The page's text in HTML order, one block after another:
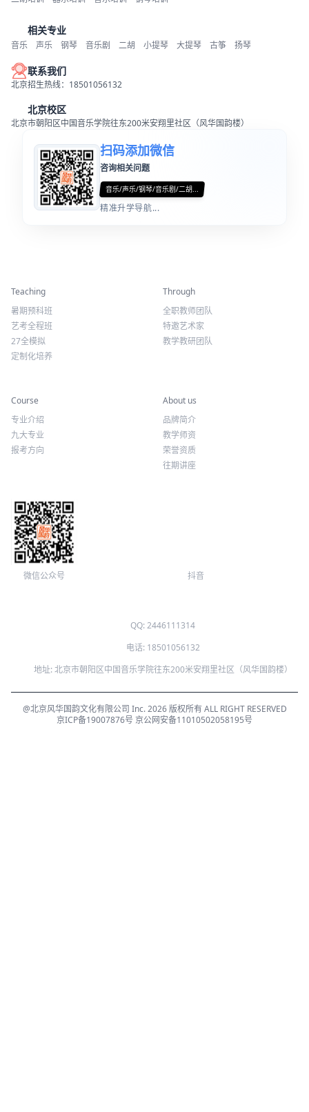
相关专业
音乐 声乐 钢琴 音乐剧 二胡 小提琴 大提琴 古筝 扬琴
联系我们
北京招生热线：18501056132
北京校区
北京市朝阳区中国音乐学院往东200米安翔里社区（风华国韵楼）
扫码添加微信
咨询相关问题
音乐/声乐/钢琴/音乐剧/二胡...
精准升学导航...
Teaching
暑期预科班
艺考全程班
27全模拟
定制化培养
Through
全职教师团队
特邀艺术家
教学教研团队
Course
专业介绍
九大专业
报考方向
About us
品牌简介
教学师资
荣誉资质
往期讲座
微信公众号 抖音
QQ: 2446111314
电话: 18501056132
地址: 北京市朝阳区中国音乐学院往东200米安翔里社区（风华国韵楼）
@北京风华国韵文化有限公司 Inc. 2026 版权所有 ALL RIGHT RESERVED
京ICP备19007876号 京公网安备11010502058195号